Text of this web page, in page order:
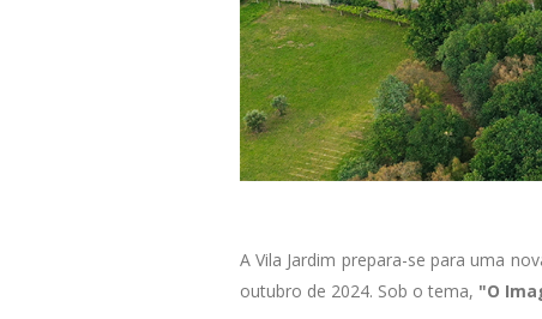
A Vila Jardim prepara-se para uma
outubro de 2024. Sob o tema, "O